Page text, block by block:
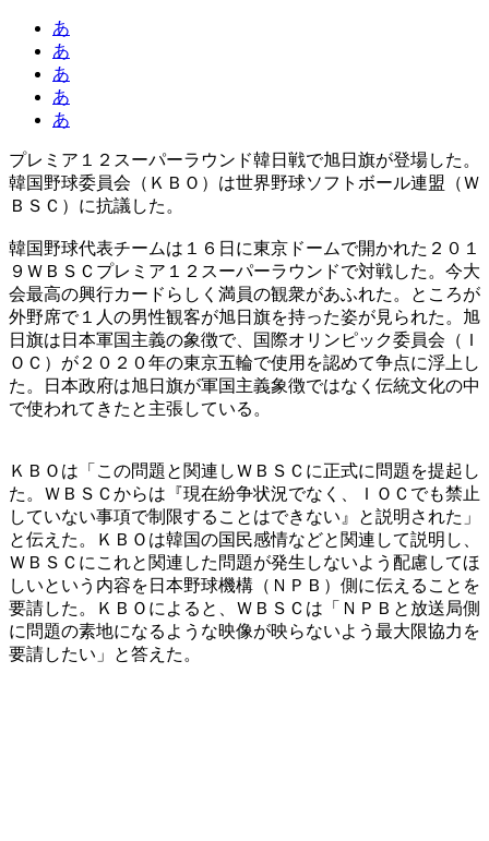
あ
あ
あ
あ
あ
プレミア１２スーパーラウンド韓日戦で旭日旗が登場した。
韓国野球委員会（ＫＢＯ）は世界野球ソフトボール連盟（Ｗ
ＢＳＣ）に抗議した。
韓国野球代表チームは１６日に東京ドームで開かれた２０１
９ＷＢＳＣプレミア１２スーパーラウンドで対戦した。今大
会最高の興行カードらしく満員の観衆があふれた。ところが
外野席で１人の男性観客が旭日旗を持った姿が見られた。旭
日旗は日本軍国主義の象徴で、国際オリンピック委員会（Ｉ
ＯＣ）が２０２０年の東京五輪で使用を認めて争点に浮上し
た。日本政府は旭日旗が軍国主義象徴ではなく伝統文化の中
で使われてきたと主張している。
ＫＢＯは「この問題と関連しＷＢＳＣに正式に問題を提起し
た。ＷＢＳＣからは『現在紛争状況でなく、ＩＯＣでも禁止
していない事項で制限することはできない』と説明された」
と伝えた。ＫＢＯは韓国の国民感情などと関連して説明し、
ＷＢＳＣにこれと関連した問題が発生しないよう配慮してほ
しいという内容を日本野球機構（ＮＰＢ）側に伝えることを
要請した。ＫＢＯによると、ＷＢＳＣは「ＮＰＢと放送局側
に問題の素地になるような映像が映らないよう最大限協力を
要請したい」と答えた。